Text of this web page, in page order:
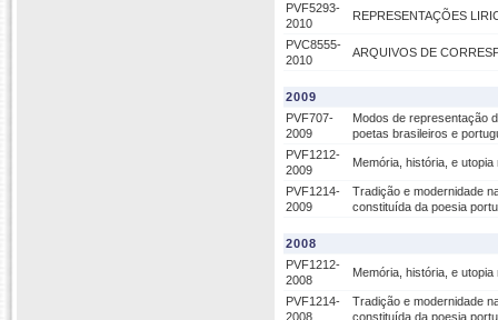
PVF5293-
2010
REPRESENTAÇÕES
PVC8555-
2010
ARQUIVOS DE
2009
PVF707-
2009
Modos de representação
poetas brasileiros e
PVF1212-
2009
Memória, história, e
PVF1214-
2009
Tradição e modernidade
constituída da poesia
2008
PVF1212-
2008
Memória, história, e
PVF1214-
2008
Tradição e modernidade
constituída da poesia